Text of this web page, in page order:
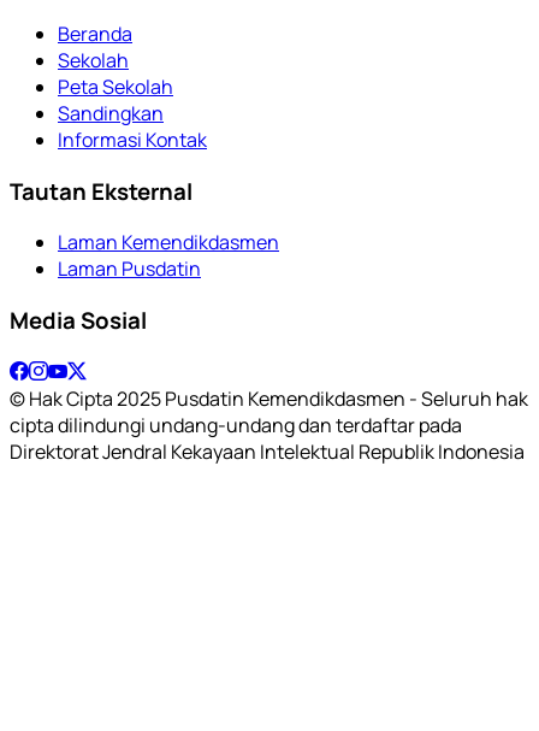
Beranda
Sekolah
Peta Sekolah
Sandingkan
Informasi Kontak
Tautan Eksternal
Laman Kemendikdasmen
Laman Pusdatin
Media Sosial
© Hak Cipta 2025 Pusdatin Kemendikdasmen - Seluruh hak
cipta dilindungi undang-undang dan terdaftar pada
Direktorat Jendral Kekayaan Intelektual Republik Indonesia